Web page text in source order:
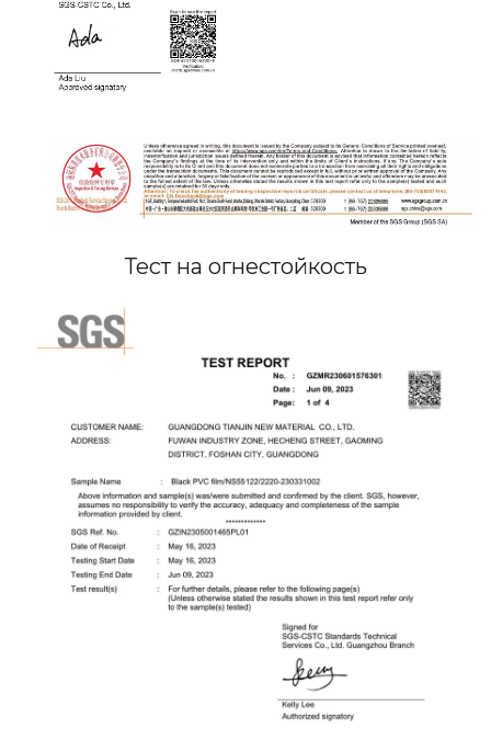
Тест на огнестойкость